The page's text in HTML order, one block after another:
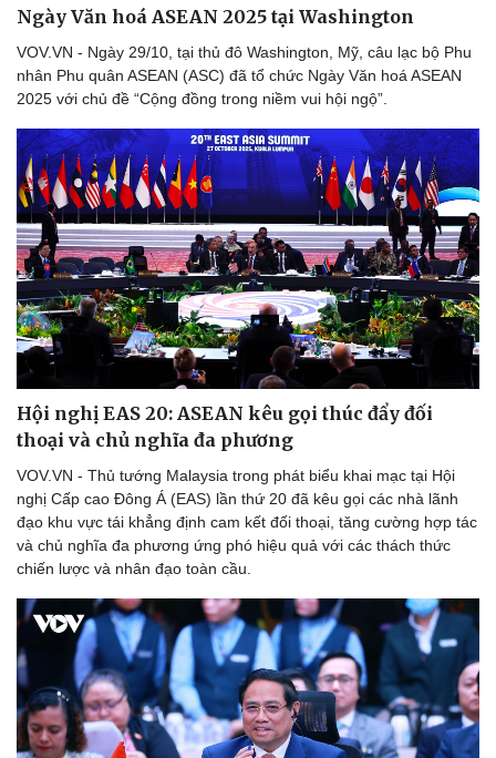
Doanh nghiệp
Thông tin doanh nghiệp
Doanh nghiệp 24h
Doanh nhân
Vì cộng đồng
Công nghệ
Sành điệu
Tin Công nghệ
Trải nghiệm
Chuyển đổi số
Ngày Văn hoá ASEAN 2025 tại Washington
VOV.VN - Ngày 29/10, tại thủ đô Washington, Mỹ, câu lạc bộ Phu
nhân Phu quân ASEAN (ASC) đã tổ chức Ngày Văn hoá ASEAN
2025 với chủ đề “Cộng đồng trong niềm vui hội ngộ”.
Hội nghị EAS 20: ASEAN kêu gọi thúc đẩy đối
thoại và chủ nghĩa đa phương
VOV.VN - Thủ tướng Malaysia trong phát biểu khai mạc tại Hội
nghị Cấp cao Đông Á (EAS) lần thứ 20 đã kêu gọi các nhà lãnh
đạo khu vực tái khẳng định cam kết đối thoại, tăng cường hợp tác
và chủ nghĩa đa phương ứng phó hiệu quả với các thách thức
chiến lược và nhân đạo toàn cầu.